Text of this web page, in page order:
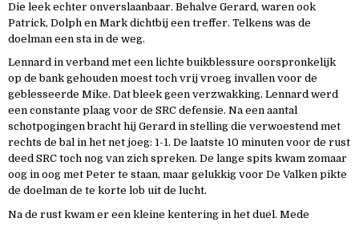
Die leek echter onverslaanbaar. Behalve Gerard, waren ook
Patrick, Dolph en Mark dichtbij een treffer. Telkens was de
doelman een sta in de weg.
Lennard in verband met een lichte buikblessure oorspronkelijk
op de bank gehouden moest toch vrij vroeg invallen voor de
geblesseerde Mike. Dat bleek geen verzwakking. Lennard werd
een constante plaag voor de SRC defensie. Na een aantal
schotpogingen bracht hij Gerard in stelling die verwoestend met
rechts de bal in het net joeg: 1-1. De laatste 10 minuten voor de rust
deed SRC toch nog van zich spreken. De lange spits kwam zomaar
oog in oog met Peter te staan, maar gelukkig voor De Valken pikte
de doelman de te korte lob uit de lucht.
Na de rust kwam er een kleine kentering in het duel. Mede